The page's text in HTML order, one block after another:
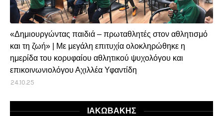
«Δημιουργώντας παιδιά – πρωταθλητές στον αθλητισμό
και τη ζωή» | Με μεγάλη επιτυχία ολοκληρώθηκε η
ημερίδα του κορυφαίου αθλητικού ψυχολόγου και
επικοινωνιολόγου Αχιλλέα Υφαντίδη
24.10.25
ΙΑΚΩΒΑΚΗΣ